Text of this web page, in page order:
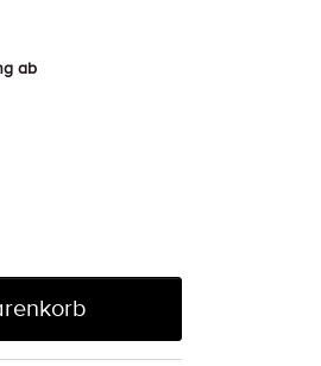
ab